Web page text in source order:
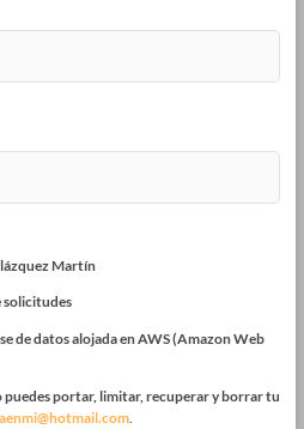
Martín
solicitudes
de datos alojada en AWS (Amazon Web
puedes portar, limitar, recuperar y borrar tu
.